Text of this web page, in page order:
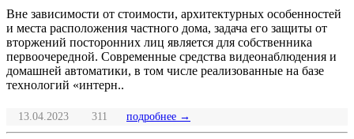
Вне зависимости от стоимости, архитектурных особенностей
и места расположения частного дома, задача его защиты от
вторжений посторонних лиц является для собственника
первоочередной. Современные средства видеонаблюдения и
домашней автоматики, в том числе реализованные на базе
технологий «интерн..
13.04.2023 311 подробнее →